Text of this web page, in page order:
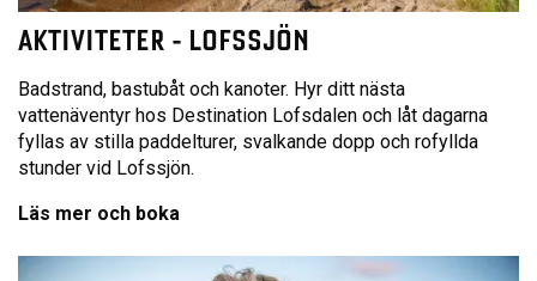
AKTIVITETER - LOFSSJÖN
Badstrand, bastubåt och kanoter. Hyr ditt nästa
vattenäventyr hos Destination Lofsdalen och låt dagarna
fyllas av stilla paddelturer, svalkande dopp och rofyllda
stunder vid Lofssjön.
Läs mer och boka